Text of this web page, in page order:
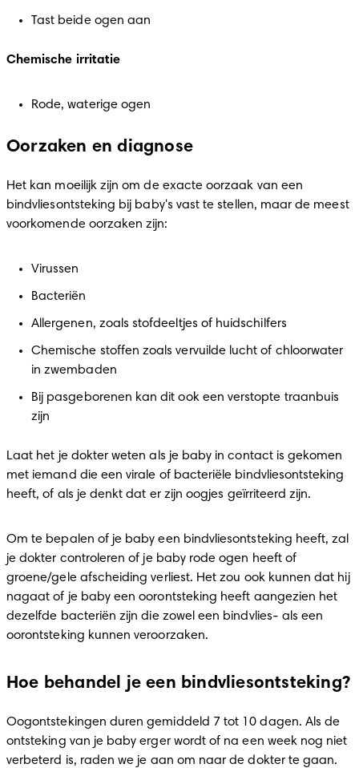
Tast beide ogen aan
Chemische irritatie
Rode, waterige ogen
Oorzaken en diagnose
Het kan moeilijk zijn om de exacte oorzaak van een
bindvliesontsteking bij baby's vast te stellen, maar de meest
voorkomende oorzaken zijn:
Virussen
Bacteriën
Allergenen, zoals stofdeeltjes of huidschilfers
Chemische stoffen zoals vervuilde lucht of chloorwater
in zwembaden
Bij pasgeborenen kan dit ook een verstopte traanbuis
zijn
Laat het je dokter weten als je baby in contact is gekomen
met iemand die een virale of bacteriële bindvliesontsteking
heeft, of als je denkt dat er zijn oogjes geïrriteerd zijn.
Om te bepalen of je baby een bindvliesontsteking heeft, zal
je dokter controleren of je baby rode ogen heeft of
groene/gele afscheiding verliest. Het zou ook kunnen dat hij
nagaat of je baby een oorontsteking heeft aangezien het
dezelfde bacteriën zijn die zowel een bindvlies- als een
oorontsteking kunnen veroorzaken.
Hoe behandel je een bindvliesontsteking?
Oogontstekingen duren gemiddeld 7 tot 10 dagen. Als de
ontsteking van je baby erger wordt of na een week nog niet
verbeterd is, raden we je aan om naar de dokter te gaan.